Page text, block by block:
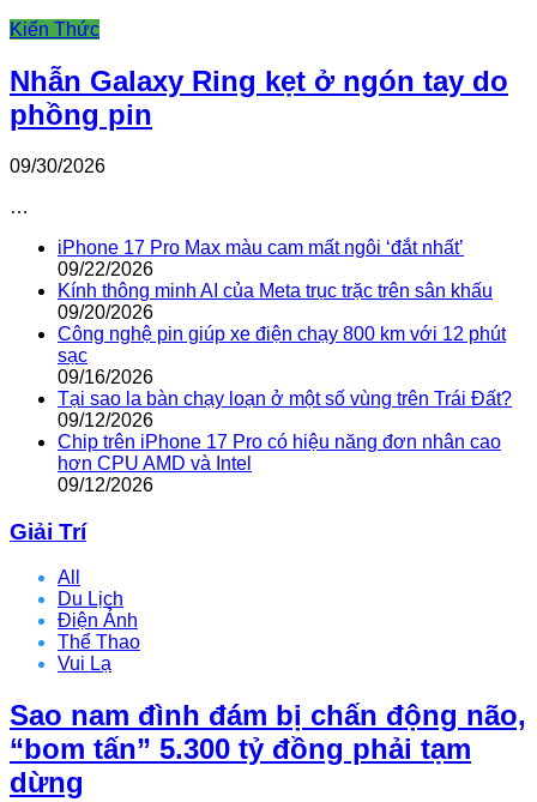
Kiến Thức
Nhẫn Galaxy Ring kẹt ở ngón tay do
phồng pin
09/30/2026
…
iPhone 17 Pro Max màu cam mất ngôi ‘đắt nhất’
09/22/2026
Kính thông minh AI của Meta trục trặc trên sân khấu
09/20/2026
Công nghệ pin giúp xe điện chạy 800 km với 12 phút
sạc
09/16/2026
Tại sao la bàn chạy loạn ở một số vùng trên Trái Đất?
09/12/2026
Chip trên iPhone 17 Pro có hiệu năng đơn nhân cao
hơn CPU AMD và Intel
09/12/2026
Giải Trí
All
Du Lịch
Điện Ảnh
Thể Thao
Vui Lạ
Sao nam đình đám bị chấn động não,
“bom tấn” 5.300 tỷ đồng phải tạm
dừng